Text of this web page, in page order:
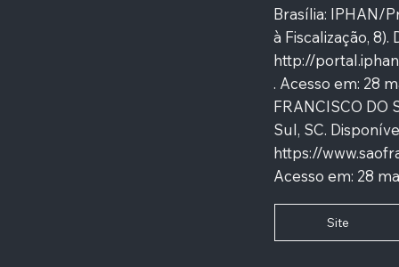
Brasília: IPHAN/
à Fiscalização,
http://
. Acesso em: 28
FRANCISCO DO
Sul, SC.
https://
Acesso em: 28
Site